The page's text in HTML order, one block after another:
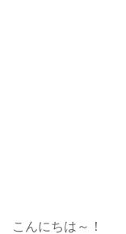
こんにちは～！